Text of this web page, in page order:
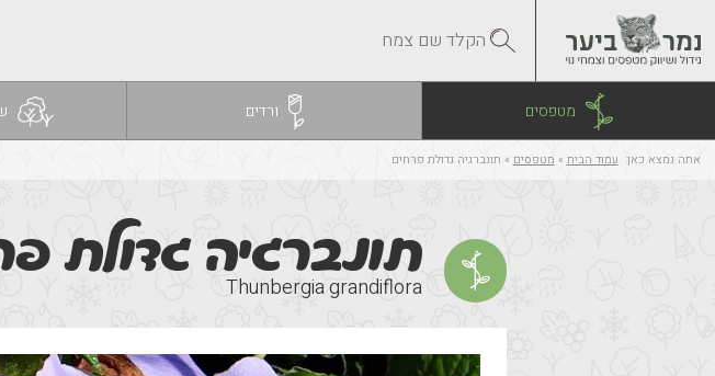
מטפסים ורדים
אתה נמצא כאן: עמוד הבית » מטפסים » תונברגיה גדולת פרחים
תונברגיה גדולת
Thunbergia grandiflora